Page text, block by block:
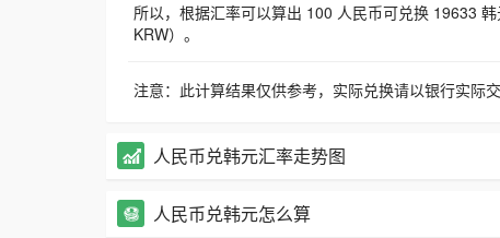
所以，根据汇率可以算出 100 人民币可兑换 19633
KRW）。
注意：此计算结果仅供参考，实际兑换请以银行实际交
人民币兑韩元汇率走势图
人民币兑韩元怎么算